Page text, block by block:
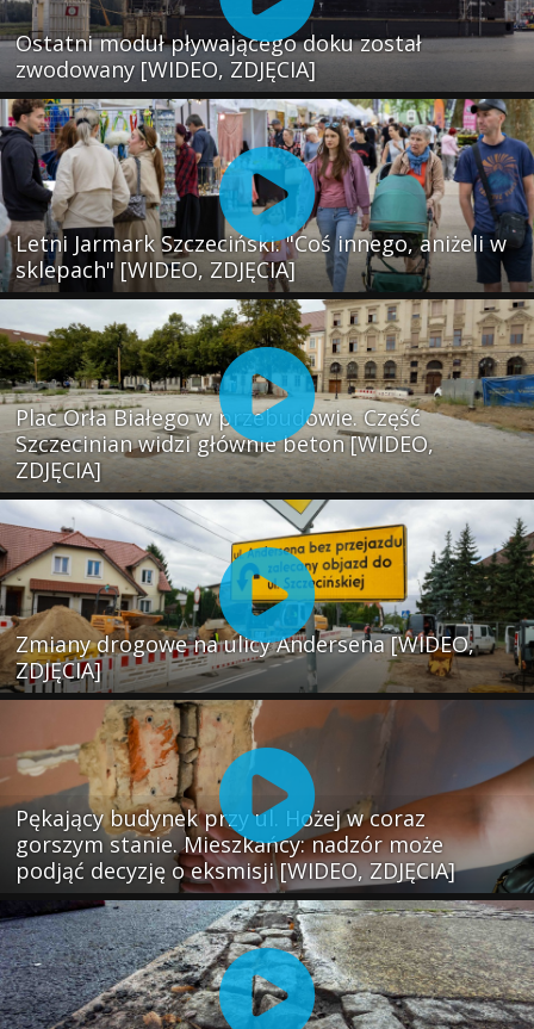
Ostatni moduł pływającego doku został
zwodowany [WIDEO, ZDJĘCIA]
Letni Jarmark Szczeciński. "Coś innego, aniżeli w
sklepach" [WIDEO, ZDJĘCIA]
Plac Orła Białego w przebudowie. Część
Szczecinian widzi głównie beton [WIDEO,
ZDJĘCIA]
Zmiany drogowe na ulicy Andersena [WIDEO,
ZDJĘCIA]
Pękający budynek przy ul. Hożej w coraz
gorszym stanie. Mieszkańcy: nadzór może
podjąć decyzję o eksmisji [WIDEO, ZDJĘCIA]